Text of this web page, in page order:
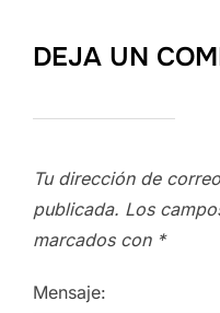
DEJA UN
Tu dirección de
publicada. Los
marcados con *
Mensaje: